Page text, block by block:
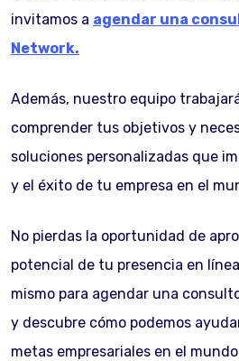
invitamos a agendar una
Network.
Además, nuestro equipo
comprender tus objetivos y
soluciones personalizadas que
y el éxito de tu empresa en el
No pierdas la oportunidad de
potencial de tu presencia en
mismo para agendar una
y descubre cómo podemos
metas empresariales en el